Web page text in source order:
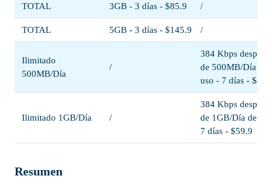
TOTAL 3GB - 3 días - $85.9 /
TOTAL 5GB - 3 días - $145.9 /
Ilimitado
500MB/Día
/
384 Kbps después
de 500MB/Día de
uso - 7 días -
Ilimitado 1GB/Día /
384 Kbps después
de 1GB/Día de
7 días - $59.9
Resumen